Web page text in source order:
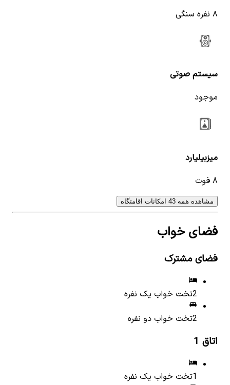
۸ نفره سنگی
سیستم صوتی
موجود
میزبیلیارد
۸ فوت
مشاهده همه 43 امکانات اقامتگاه
فضای خواب
فضای مشترک
2تخت خواب یک نفره
2تخت خواب دو نفره
اتاق 1
1تخت خواب یک نفره